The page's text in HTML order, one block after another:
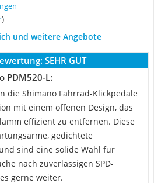
)
und weitere Angebote
SEHR GUT
PDM520-L:
die Shimano Fahrrad-Klickpedale
mit einem offenen Design, das
effizient zu entfernen. Diese
gedichtete
sind eine solide Wahl für
nach zuverlässigen SPD-
gerne weiter.